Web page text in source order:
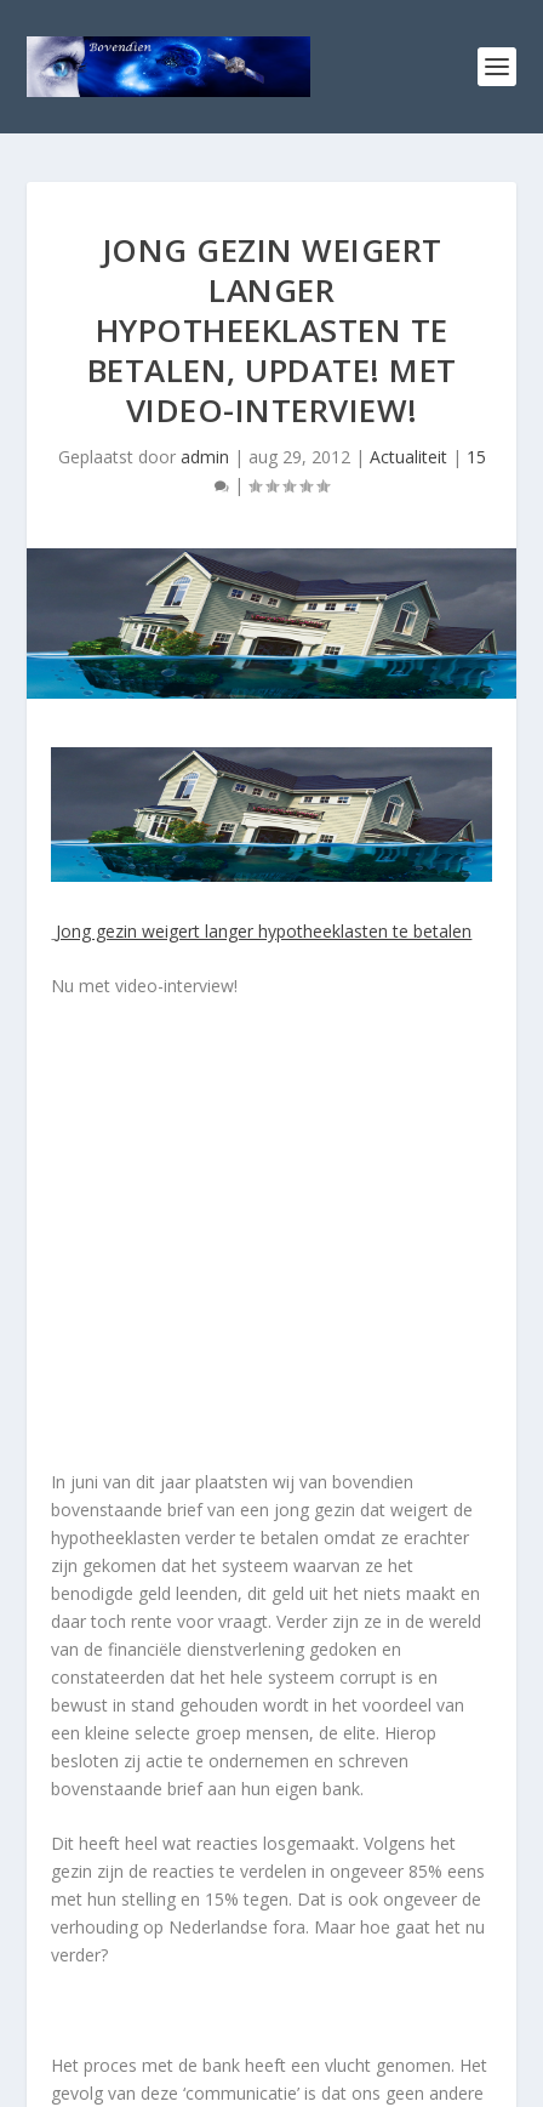
JONG GEZIN WEIGERT
LANGER
HYPOTHEEKLASTEN TE
BETALEN, UPDATE! MET
VIDEO-INTERVIEW!
Geplaatst door admin | aug 29, 2012| Actualiteit| 15
|
Jong gezin weigert langer hypotheeklasten te betalen
Nu met video-interview!
In juni van dit jaar plaatsten wij van bovendien
bovenstaande brief van een jong gezin dat weigert de
hypotheeklasten verder te betalen omdat ze erachter
zijn gekomen dat het systeem waarvan ze het
benodigde geld leenden, dit geld uit het niets maakt en
daar toch rente voor vraagt. Verder zijn ze in de wereld
van de financiële dienstverlening gedoken en
constateerden dat het hele systeem corrupt is en
bewust in stand gehouden wordt in het voordeel van
een kleine selecte groep mensen, de elite. Hierop
besloten zij actie te ondernemen en schreven
bovenstaande brief aan hun eigen bank.
Dit heeft heel wat reacties losgemaakt. Volgens het
gezin zijn de reacties te verdelen in ongeveer 85% eens
met hun stelling en 15% tegen. Dat is ook ongeveer de
verhouding op Nederlandse fora. Maar hoe gaat het nu
verder?
Het proces met de bank heeft een vlucht genomen. Het
gevolg van deze ‘communicatie’ is dat ons geen andere